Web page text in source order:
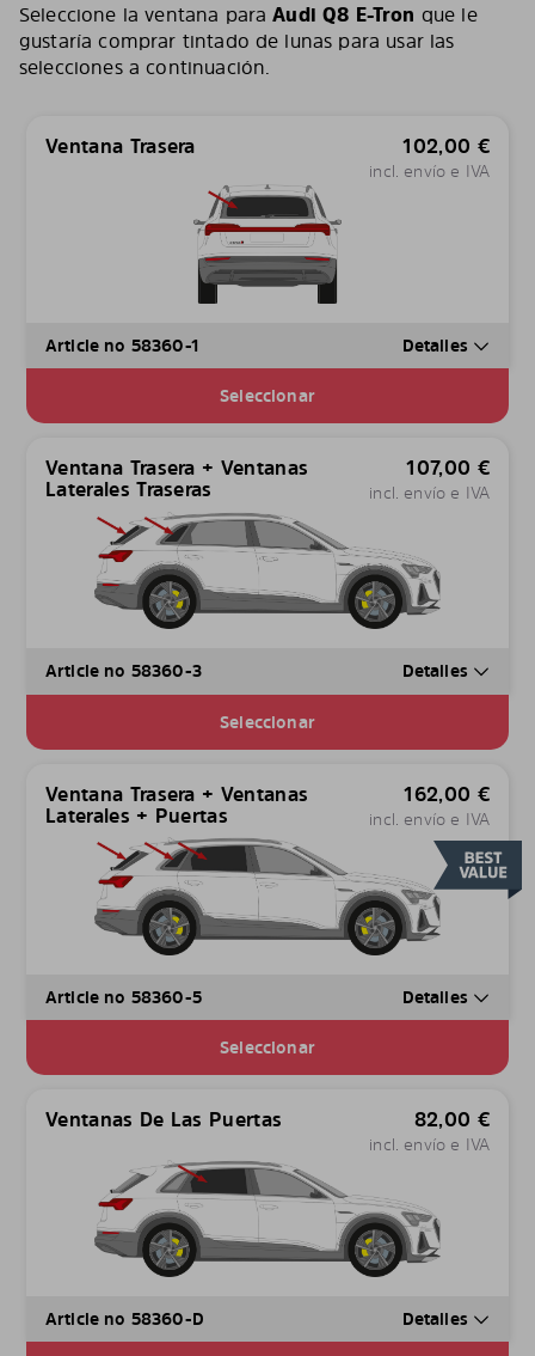
Seleccione la ventana paraAudi Q8 E-Tron que le
gustaría comprar tintado de lunas para usar las
selecciones a continuación.
Ventana Trasera 102,00 €
incl. envío e IVA
Article no 58360-1 Detalles
Seleccionar
Ventana Trasera + Ventanas
Laterales Traseras
107,00 €
incl. envío e IVA
Article no 58360-3 Detalles
Seleccionar
Ventana Trasera + Ventanas
Laterales + Puertas
162,00 €
incl. envío e IVA
Article no 58360-5 Detalles
Seleccionar
Ventanas De Las Puertas 82,00 €
incl. envío e IVA
Article no 58360-D Detalles